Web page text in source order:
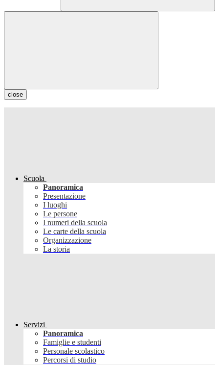
close
Scuola
Panoramica
Presentazione
I luoghi
Le persone
I numeri della scuola
Le carte della scuola
Organizzazione
La storia
Servizi
Panoramica
Famiglie e studenti
Personale scolastico
Percorsi di studio